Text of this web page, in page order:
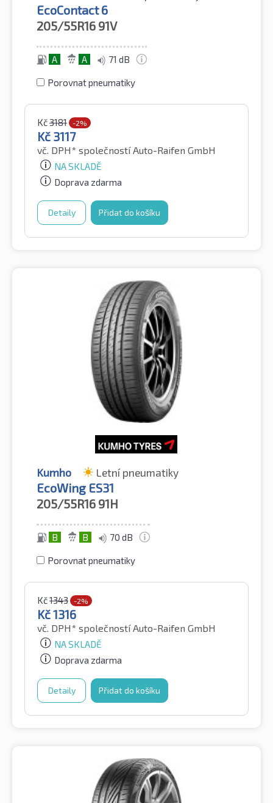
EcoContact 6
205/55R16 91V
A A 71 dB
Porovnat pneumatiky
Kč3181 -2%
Kč 3117
vč. DPH* společností Auto-Raifen GmbH
NA SKLADĚ
Doprava zdarma
Detaily Přidat do košíku
Kumho Letní pneumatiky
EcoWing ES31
205/55R16 91H
B B 70 dB
Porovnat pneumatiky
Kč1343 -2%
Kč1316
vč. DPH* společností Auto-Raifen GmbH
NA SKLADĚ
Doprava zdarma
Detaily Přidat do košíku